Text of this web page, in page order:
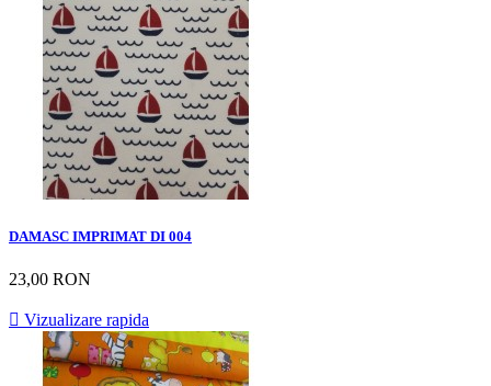
DAMASC IMPRIMAT DI 004
23,00 RON
 Vizualizare rapida